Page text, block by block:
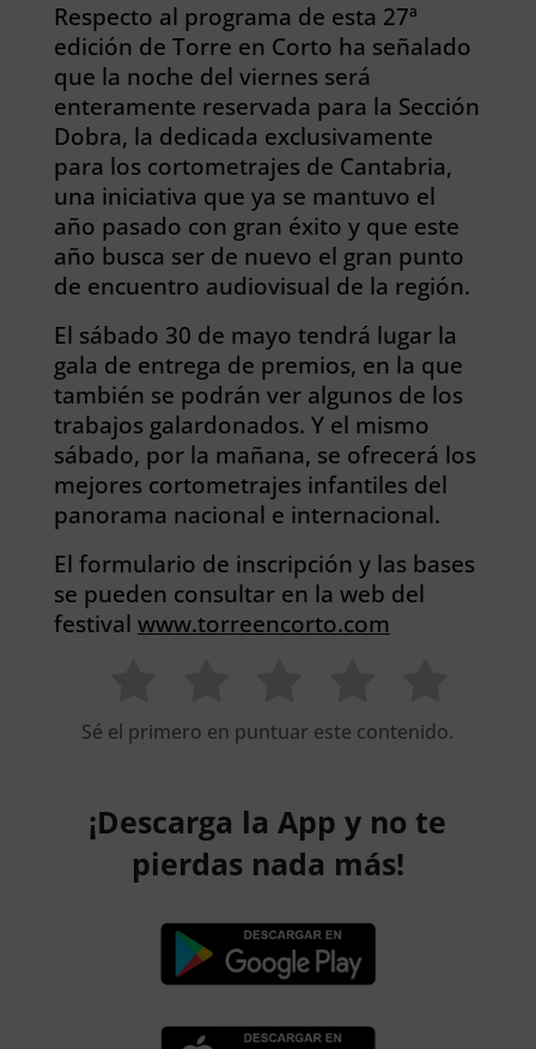
Respecto al programa de esta 27ª
edición de Torre en Corto ha señalado
que la noche del viernes será
enteramente reservada para la Sección
Dobra, la dedicada exclusivamente
para los cortometrajes de Cantabria,
una iniciativa que ya se mantuvo el
año pasado con gran éxito y que este
año busca ser de nuevo el gran punto
de encuentro audiovisual de la región.
El sábado 30 de mayo tendrá lugar la
gala de entrega de premios, en la que
también se podrán ver algunos de los
trabajos galardonados. Y el mismo
sábado, por la mañana, se ofrecerá los
mejores cortometrajes infantiles del
panorama nacional e internacional.
El formulario de inscripción y las bases
se pueden consultar en la web del
festival www.torreencorto.com
Sé el primero en puntuar este contenido.
¡Descarga la App y no te
pierdas nada más!